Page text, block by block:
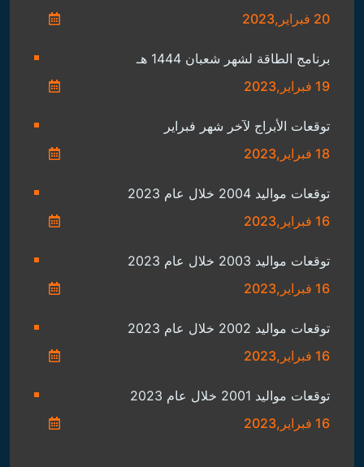
20 فبراير,2023
برنامج الطاقة لشهر شعبان 1444 هـ
19 فبراير,2023
توقعات الأبراج لآخر شهر فبراير
18 فبراير,2023
توقعات مواليد 2004 خلال عام 2023
16 فبراير,2023
توقعات مواليد 2003 خلال عام 2023
16 فبراير,2023
توقعات مواليد 2002 خلال عام 2023
16 فبراير,2023
توقعات مواليد 2001 خلال عام 2023
16 فبراير,2023